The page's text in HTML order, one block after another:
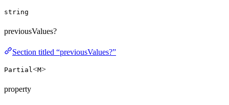
string
previousValues?
Section titled “previousValues?”
Partial<M>
property